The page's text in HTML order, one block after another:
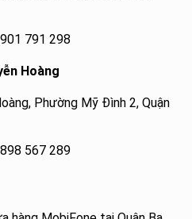
791 298
Hoàng
Phường Mỹ Đình 2, Quận
567 289